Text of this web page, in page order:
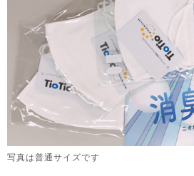
写真は普通サイズです